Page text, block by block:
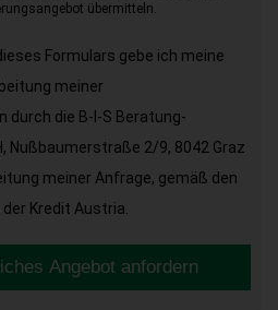
übermitteln.
Formulars gebe ich meine
meiner
durch die B-I-S Beratung-
Nußbaumerstraße 2/9, 8042 Graz
meiner Anfrage, gemäß den
der Kredit Austria.
Angebot anfordern